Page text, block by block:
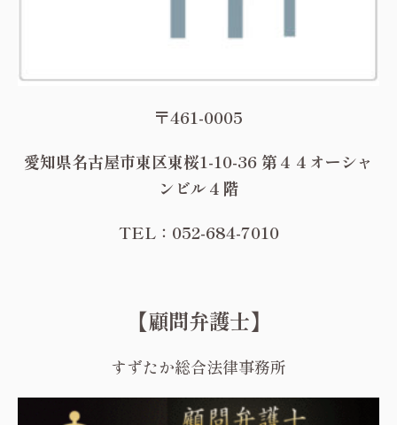
〒461-0005
愛知県名古屋市東区東桜1-10-36 第４４オーシャ
ンビル４階
TEL：052-684-7010
【顧問弁護士】
すずたか総合法律事務所